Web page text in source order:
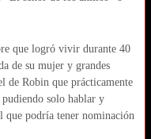
que logró vivir durante 40
de su mujer y grandes
de Robin que prácticamente
solo hablar y
que podría tener nominación